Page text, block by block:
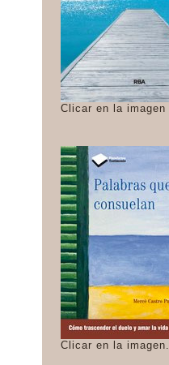
Clicar en la imagen
Clicar en la imagen.